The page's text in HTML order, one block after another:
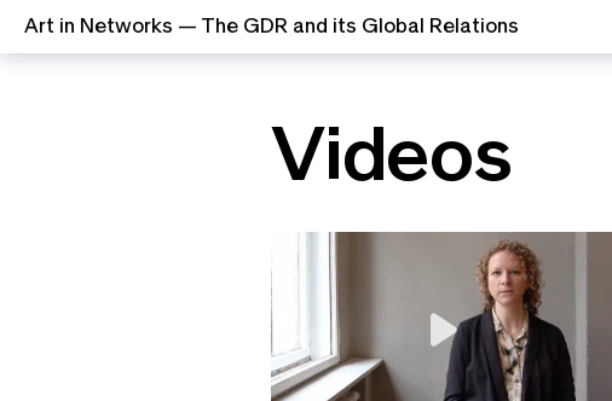
Art in Networks — The GDR and its Global Relations
Videos